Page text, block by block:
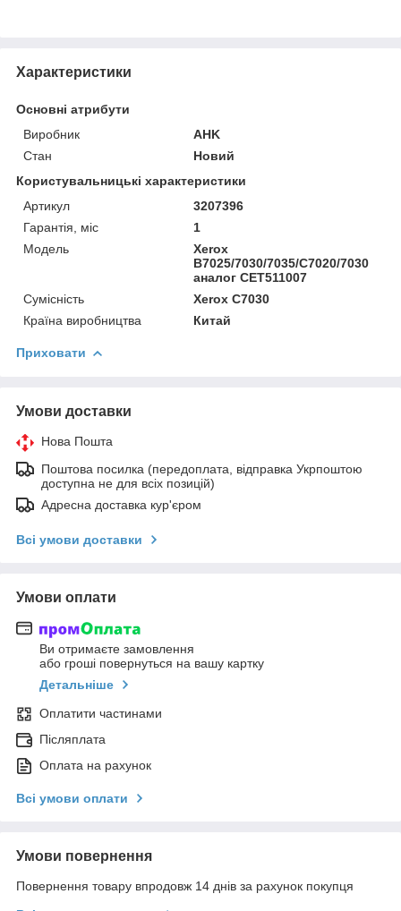
Характеристики
Основні атрибути
Виробник
AHK
Стан
Новий
Користувальницькі характеристики
Артикул
3207396
Гарантія, міс
1
Мoдель
Xerox
B7025/7030/7035/C7020/7030
аналог CET511007
Сумісність
Xerox С7030
Країна виробництва
Китай
Приховати
Умови доставки
Нова Пошта
Поштова посилка (передоплата, відправка Укрпоштою
доступна не для всіх позицій)
Адресна доставка кур'єром
Всі умови доставки
Умови оплати
Ви отримаєте замовлення
або гроші повернуться на вашу картку
Детальніше
Оплатити частинами
Післяплата
Оплата на рахунок
Всі умови оплати
Умови повернення
Повернення товару впродовж 14 днів за рахунок покупця